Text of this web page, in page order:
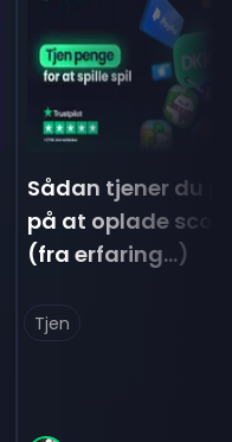
Sådan tjener du
på at oplade
(fra erfaring...)
Tjen